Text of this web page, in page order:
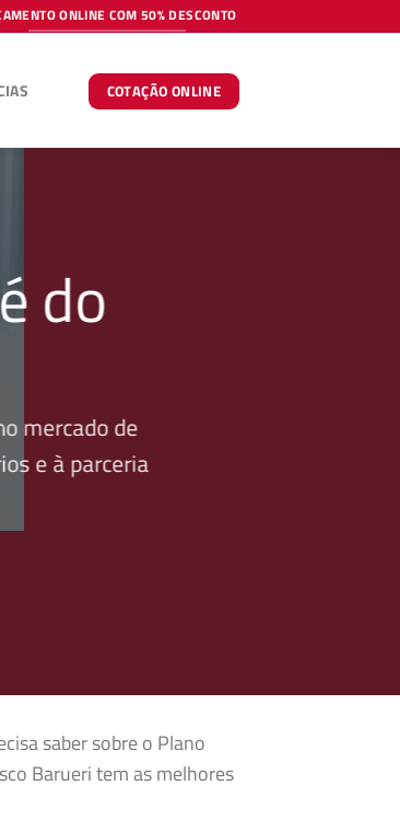
ONLINE COM 50% DESCONTO
COTAÇÃO ONLINE
do
mercado de
e à parceria
saber sobre o Plano
Barueri tem as melhores